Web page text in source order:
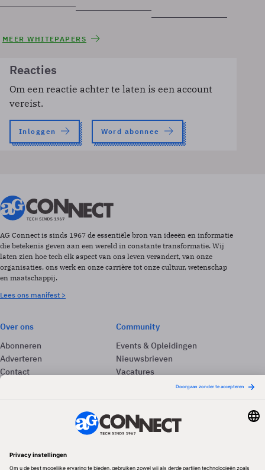
MEER WHITEPAPERS
Reacties
Om een reactie achter te laten is een account
vereist.
Inloggen Word abonnee
AG Connect is sinds 1967 de essentiële bron van ideeën en informatie
die betekenis geven aan een wereld in constante transformatie. Wij
laten zien hoe tech elk aspect van ons leven verandert, van onze
organisaties, ons werk en onze carrière tot onze cultuur, wetenschap
en maatschappij.
Lees ons manifest >
Over ons
Abonneren
Adverteren
Contact
Community
Events & Opleidingen
Nieuwsbrieven
Vacatures